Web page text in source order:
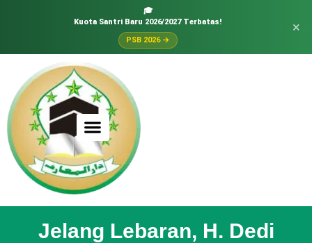
🎓
Kuota Santri Baru 2026/2027 Terbatas!
PSB 2026 →
×
Jelang Lebaran, H. Dedi